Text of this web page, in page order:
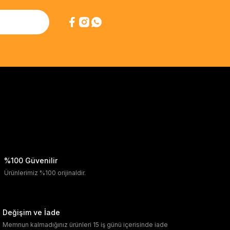
%100 Güvenilir
Ürünlerimiz %100 orijinaldir.
Değişim ve İade
Memnun kalmadığınız ürünleri 15 iş günü içerisinde iade